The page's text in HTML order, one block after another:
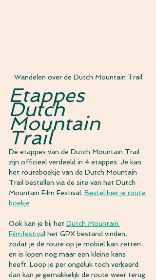
Wandelen over de Dutch Mountain Trail
Etappes
Dutch
Mountain
Trail
De etappes van de Dutch Mountain Trail
zijn officieel verdeeld in 4 etappes. Je kan
het routeboekje van de Dutch Mountain
Trail bestellen via de site van het Dutch
Mountain Film Festival: Bestel hier je route
boekje
Ook kan je bij het Dutch Mountain
Filmfestival het GPX bestand vinden,
zodat je de route op je mobiel kan zetten
en is lopen nog maar een kleine kans
heeft. Loop je per ongeluk toch verkeerd
dan kan je gemakkelijk de route weer terug